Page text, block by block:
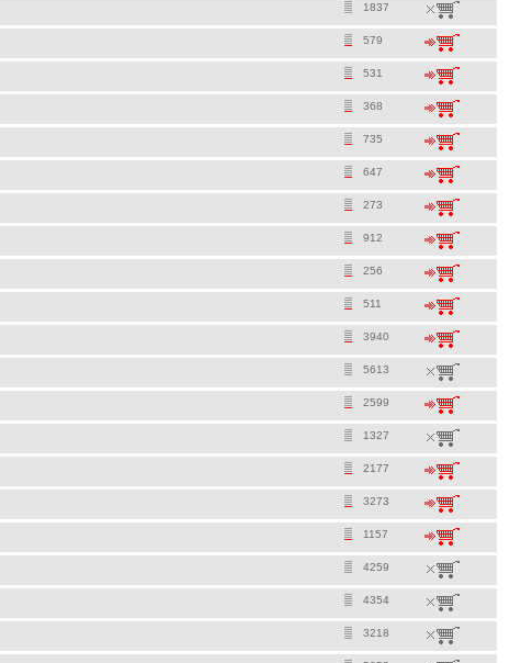
1837
579
531
368
735
647
273
912
256
511
3940
5613
2599
1327
2177
3273
1157
4259
4354
3218